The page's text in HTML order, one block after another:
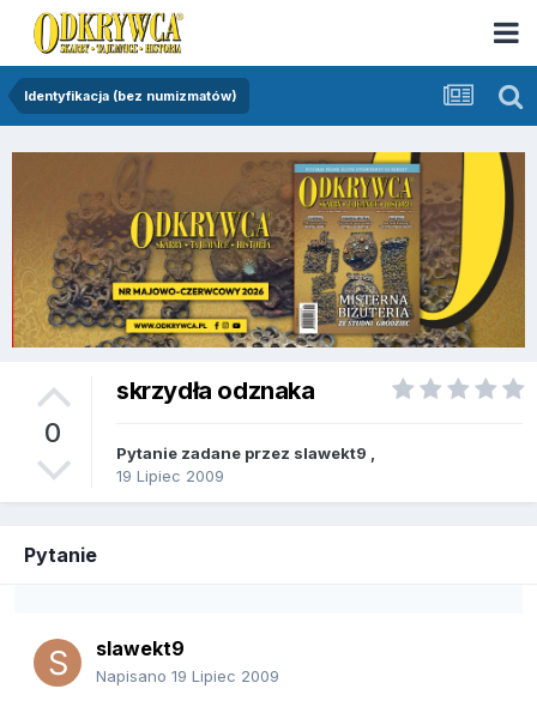
Identyfikacja (bez numizmatów)
0
skrzydła odznaka
Pytanie zadane przez slawekt9
19 Lipiec 2009
Pytanie
slawekt9
Napisano 19 Lipiec 2009